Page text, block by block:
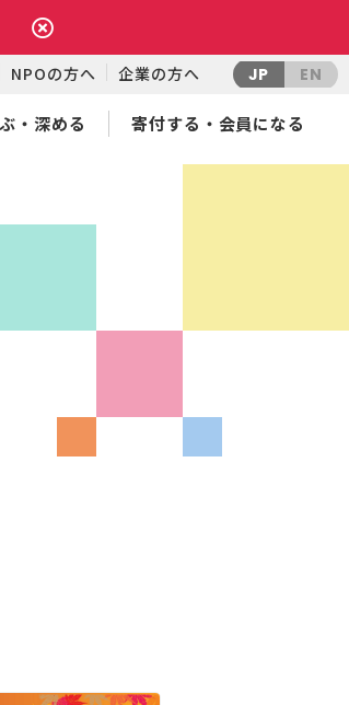
NPOの方へ 企業の方へ JP EN
・深める 寄付する・会員になる